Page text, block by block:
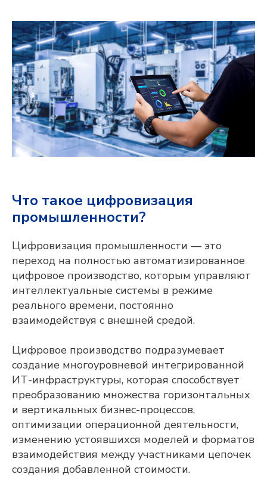
Что такое цифровизация
промышленности?
Цифровизация промышленности — это
переход на полностью автоматизированное
цифровое производство, которым управляют
интеллектуальные системы в режиме
реального времени, постоянно
взаимодействуя с внешней средой.
Цифровое производство подразумевает
создание многоуровневой интегрированной
ИТ-инфраструктуры, которая способствует
преобразованию множества горизонтальных
и вертикальных бизнес-процессов,
оптимизации операционной деятельности,
изменению устоявшихся моделей и форматов
взаимодействия между участниками цепочек
создания добавленной стоимости.